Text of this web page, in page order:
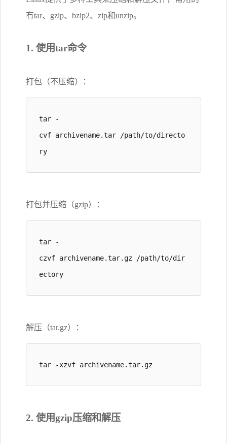
有tar、gzip、bzip2、zip和unzip。
1. 使用tar命令
打包（不压缩）：
tar -
cvf archivename.tar /path/to/directo
ry
打包并压缩（gzip）：
tar -
czvf archivename.tar.gz /path/to/dir
ectory
解压（tar.gz）：
tar -xzvf archivename.tar.gz
2. 使用gzip压缩和解压